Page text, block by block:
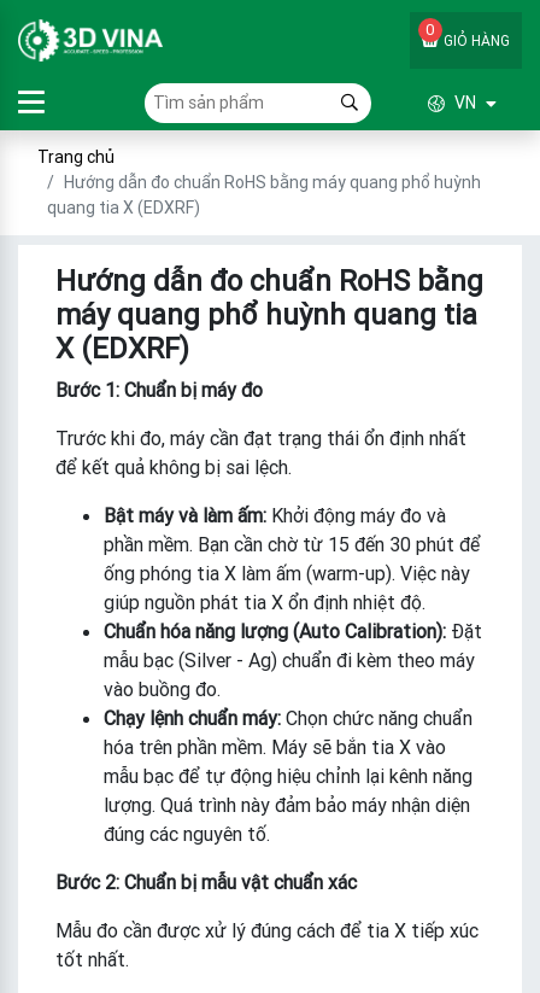
GIỎ HÀNG
0
VN
Trang chủ
Hướng dẫn đo chuẩn RoHS bằng máy quang phổ huỳnh
quang tia X (EDXRF)
Hướng dẫn đo chuẩn RoHS bằng
máy quang phổ huỳnh quang tia
X (EDXRF)
Bước 1: Chuẩn bị máy đo
Trước khi đo, máy cần đạt trạng thái ổn định nhất
để kết quả không bị sai lệch.
Bật máy và làm ấm: Khởi động máy đo và
phần mềm. Bạn cần chờ từ 15 đến 30 phút để
ống phóng tia X làm ấm (warm-up). Việc này
giúp nguồn phát tia X ổn định nhiệt độ.
Chuẩn hóa năng lượng (Auto Calibration): Đặt
mẫu bạc (Silver - Ag) chuẩn đi kèm theo máy
vào buồng đo.
Chạy lệnh chuẩn máy: Chọn chức năng chuẩn
hóa trên phần mềm. Máy sẽ bắn tia X vào
mẫu bạc để tự động hiệu chỉnh lại kênh năng
lượng. Quá trình này đảm bảo máy nhận diện
đúng các nguyên tố.
Bước 2: Chuẩn bị mẫu vật chuẩn xác
Mẫu đo cần được xử lý đúng cách để tia X tiếp xúc
tốt nhất.